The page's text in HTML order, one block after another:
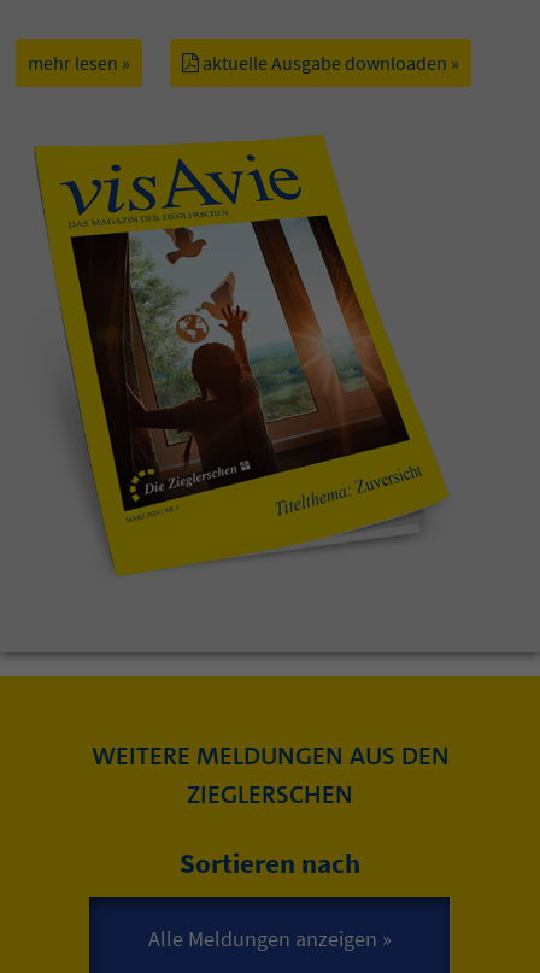
mehr lesen » aktuelle Ausgabe downloaden »
WEITERE MELDUNGEN AUS DEN
ZIEGLERSCHEN
Sortieren nach